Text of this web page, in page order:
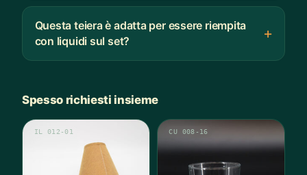
Questa teiera è adatta per essere riempita
con liquidi sul set?
Spesso richiesti insieme
IL 012-01 CU 008-16